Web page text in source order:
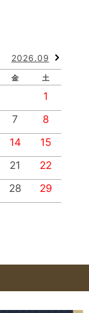
2026.09
金 土
1
7
8
14
15
21
22
28 29